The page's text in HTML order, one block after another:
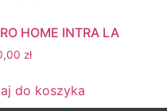
HOME INTRA LA
zł
do koszyka